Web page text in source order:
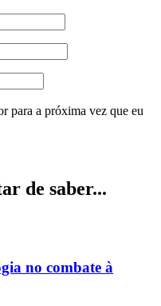
para a próxima vez que eu
de saber...
no combate à